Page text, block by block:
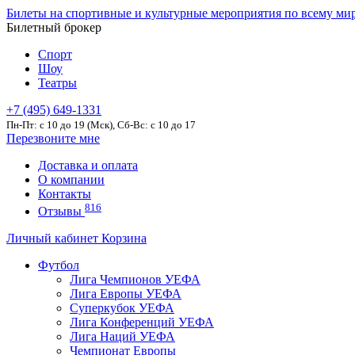
Билеты на спортивные и культурные мероприятия по всему
Билетный брокер
Спорт
Шоу
Театры
+7 (495) 649-1331
Пн-Пт: c 10 до 19 (Мск), Сб-Вс: с 10 до 17
Перезвоните мне
Доставка и оплата
О компании
Контакты
Отзывы 816
Личный кабинет Корзина
Футбол
Лига Чемпионов УЕФА
Лига Европы УЕФА
Суперкубок УЕФА
Лига Конференций УЕФА
Лига Наций УЕФА
Чемпионат Европы